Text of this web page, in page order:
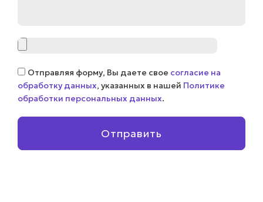
Файл
Соглашение
Отправляя форму, Вы даете свое согласие на
обработку данных, указанных в нашей Политике
обработки персональных данных.
Отправить